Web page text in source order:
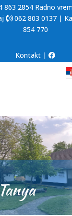
863 2854 Radno
062 803 0137|
854 770
Kontakt |